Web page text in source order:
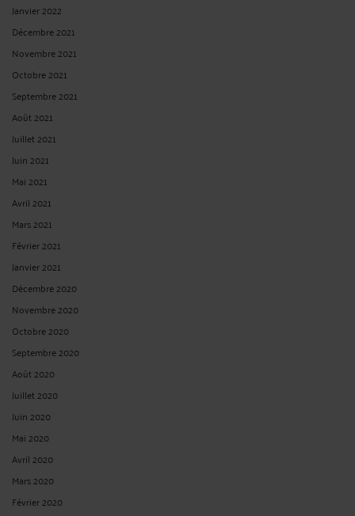
Janvier 2022
Décembre 2021
Novembre 2021
Octobre 2021
Septembre 2021
Août 2021
Juillet 2021
Juin 2021
Mai 2021
Avril 2021
Mars 2021
Février 2021
Janvier 2021
Décembre 2020
Novembre 2020
Octobre 2020
Septembre 2020
Août 2020
Juillet 2020
Juin 2020
Mai 2020
Avril 2020
Mars 2020
Février 2020